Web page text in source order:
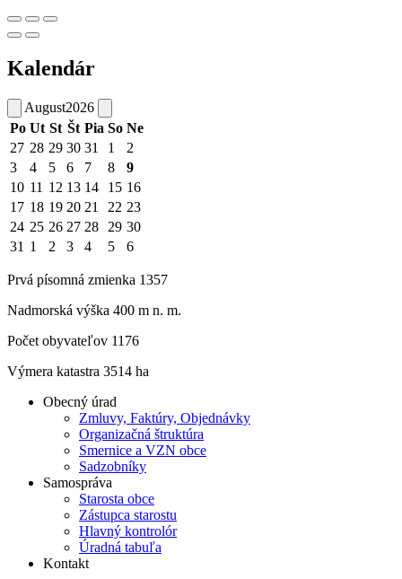
Kalendár
August2026
Po Ut St Št Pia So Ne
27 28 29 30 31 1
2
3
4 5 6 7 8
9
10 11 12 13 14 15 16
17 18 19 20 21 22 23
24 25 26 27 28 29 30
31 1 2 3 4 5 6
Prvá písomná zmienka 1357
Nadmorská výška 400 m n. m.
Počet obyvateľov 1176
Výmera katastra 3514 ha
Obecný úrad
Zmluvy, Faktúry, Objednávky
Organizačná štruktúra
Smernice a VZN obce
Sadzobníky
Samospráva
Starosta obce
Zástupca starostu
Hlavný kontrolór
Úradná tabuľa
Kontakt